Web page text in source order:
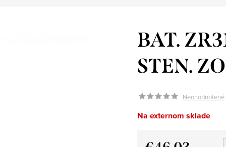
BAT.
STEN.
Neohodnotené
Na externom sklade